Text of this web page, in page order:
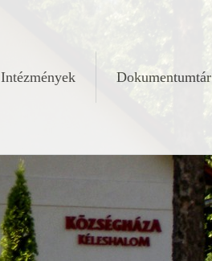
Intézmények Dokumentumtár